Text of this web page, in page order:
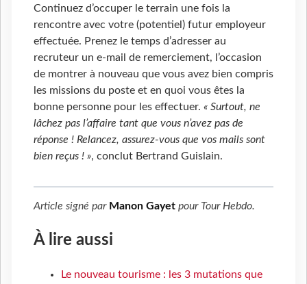
Continuez d’occuper le terrain une fois la
rencontre avec votre (potentiel) futur employeur
effectuée. Prenez le temps d’adresser au
recruteur un e-mail de remerciement, l’occasion
de montrer à nouveau que vous avez bien compris
les missions du poste et en quoi vous êtes la
bonne personne pour les effectuer. « Surtout, ne
lâchez pas l’affaire tant que vous n’avez pas de
réponse ! Relancez, assurez-vous que vos mails sont
bien reçus ! », conclut Bertrand Guislain.
Article signé par Manon Gayet pour Tour Hebdo.
À lire aussi
Le nouveau tourisme : les 3 mutations que